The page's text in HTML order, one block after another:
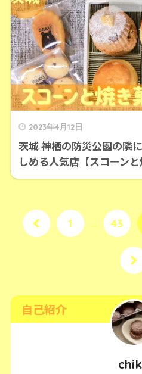
2023年4月12日
茨城 神栖の防災公園の隣
しめる人気店【スコーンと
1 … 43
自己紹介